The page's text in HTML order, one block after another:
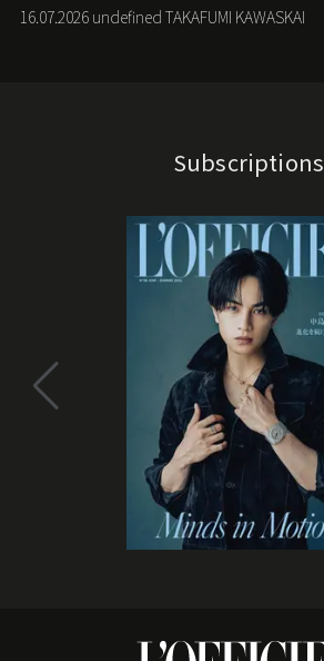
16.07.2026 undefined TAKAFUMI KAWASKAI
Subscriptions